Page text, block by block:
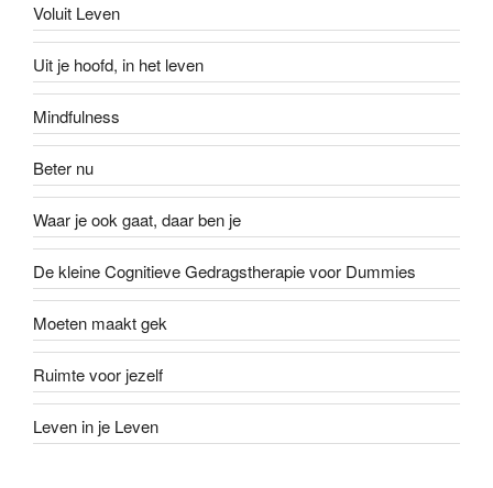
Voluit Leven
Uit je hoofd, in het leven
Mindfulness
Beter nu
Waar je ook gaat, daar ben je
De kleine Cognitieve Gedragstherapie voor Dummies
Moeten maakt gek
Ruimte voor jezelf
Leven in je Leven